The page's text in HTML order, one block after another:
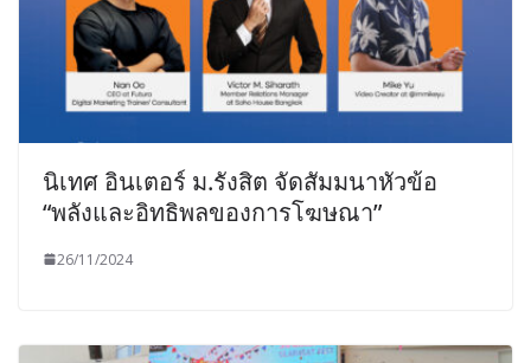
นิเทศ อินเตอร์ ม.รังสิต จัดสัมมนาหัวข้อ
“พลังและอิทธิพลของการโฆษณา”
26/11/2024